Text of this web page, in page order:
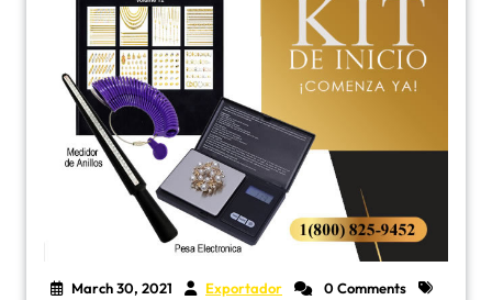
March 30, 2021 Exportador
0 Comments